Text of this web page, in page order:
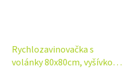
Rychlozavinovačka s
volánky 80x80cm, vyšívkou a